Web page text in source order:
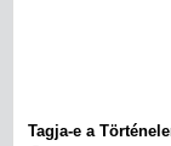
Tagja-e a